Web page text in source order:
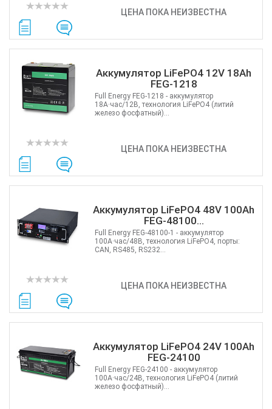
DVP
Jilong
Reolink
ЗЗКМ
Netis
Fibaro
Logic Power
Signal Fire
Full Energy
VIA Security
Utepo
Zyxel
Yokogawa
APC
OpenVox
Keenetic
ЦЕНА ПОКА НЕИЗВЕСТНА
Аккумулятор LiFePO4 12V 18Ah
FEG-1218
ЦЕНА ПОКА НЕИЗВЕСТНА
Full Energy FEG-1218 - аккумулятор
18А·час/12В, технология LiFePO4 (литий
железо фосфатный)...
Аккумулятор LiFePO4 48V 100Ah
FEG-48100...
ЦЕНА ПОКА НЕИЗВЕСТНА
Full Energy FEG-48100-1 - аккумулятор
100А·час/48В, технология LiFePO4, порты:
CAN, RS485, RS232...
Аккумулятор LiFePO4 24V 100Ah
FEG-24100
Full Energy FEG-24100 - аккумулятор
100А·час/24В, технология LiFePO4 (литий
железо фосфатный)...